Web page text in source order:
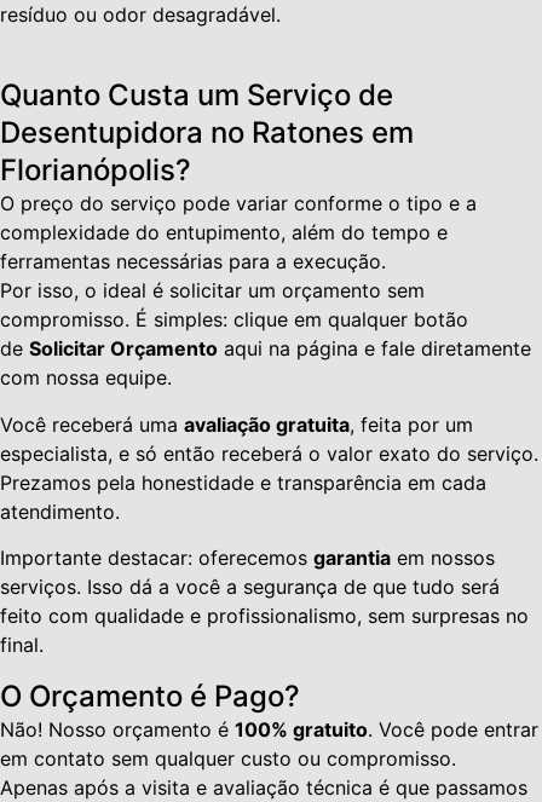
resíduo ou odor desagradável.
Quanto Custa um Serviço de
Desentupidora no Ratones em
Florianópolis?
O preço do serviço pode variar conforme o tipo e a
complexidade do entupimento, além do tempo e
ferramentas necessárias para a execução.
Por isso, o ideal é solicitar um orçamento sem
compromisso. É simples: clique em qualquer botão
de Solicitar Orçamento aqui na página e fale diretamente
com nossa equipe.
Você receberá uma avaliação gratuita, feita por um
especialista, e só então receberá o valor exato do serviço.
Prezamos pela honestidade e transparência em cada
atendimento.
Importante destacar: oferecemos garantia em nossos
serviços. Isso dá a você a segurança de que tudo será
feito com qualidade e profissionalismo, sem surpresas no
final.
O Orçamento é Pago?
Não! Nosso orçamento é 100% gratuito. Você pode entrar
em contato sem qualquer custo ou compromisso.
Apenas após a visita e avaliação técnica é que passamos